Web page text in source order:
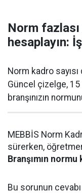
Norm fazlası
hesaplayın:
Norm kadro
Güncel çizelge,
branşınızın
MEBBİS Norm
sürerken,
Branşımın
Bu sorunun